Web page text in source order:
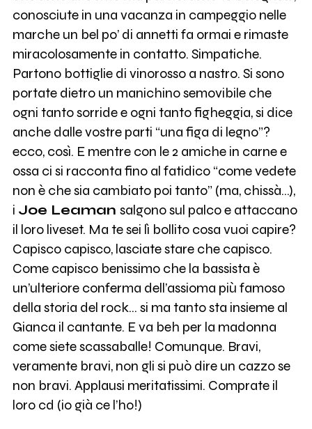
conosciute in una vacanza in campeggio nelle
marche un bel po’ di annetti fa ormai e rimaste
miracolosamente in contatto. Simpatiche.
Partono bottiglie di vinorosso a nastro. Si sono
portate dietro un manichino semovibile che
ogni tanto sorride e ogni tanto figheggia, si dice
anche dalle vostre parti “una figa di legno”?
ecco, così. E mentre con le 2 amiche in carne e
ossa ci si racconta fino al fatidico “come vedete
non è che sia cambiato poi tanto” (ma, chissà…),
i Joe Leaman salgono sul palco e attaccano
il loro liveset. Ma te sei lì bollito cosa vuoi capire?
Capisco capisco, lasciate stare che capisco.
Come capisco benissimo che la bassista è
un’ulteriore conferma dell’assioma più famoso
della storia del rock… si ma tanto sta insieme al
Gianca il cantante. E va beh per la madonna
come siete scassaballe! Comunque. Bravi,
veramente bravi, non gli si può dire un cazzo se
non bravi. Applausi meritatissimi. Comprate il
loro cd (io già ce l’ho!)